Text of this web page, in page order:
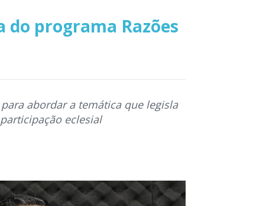
programa Razões
abordar a temática que legisla
eclesial